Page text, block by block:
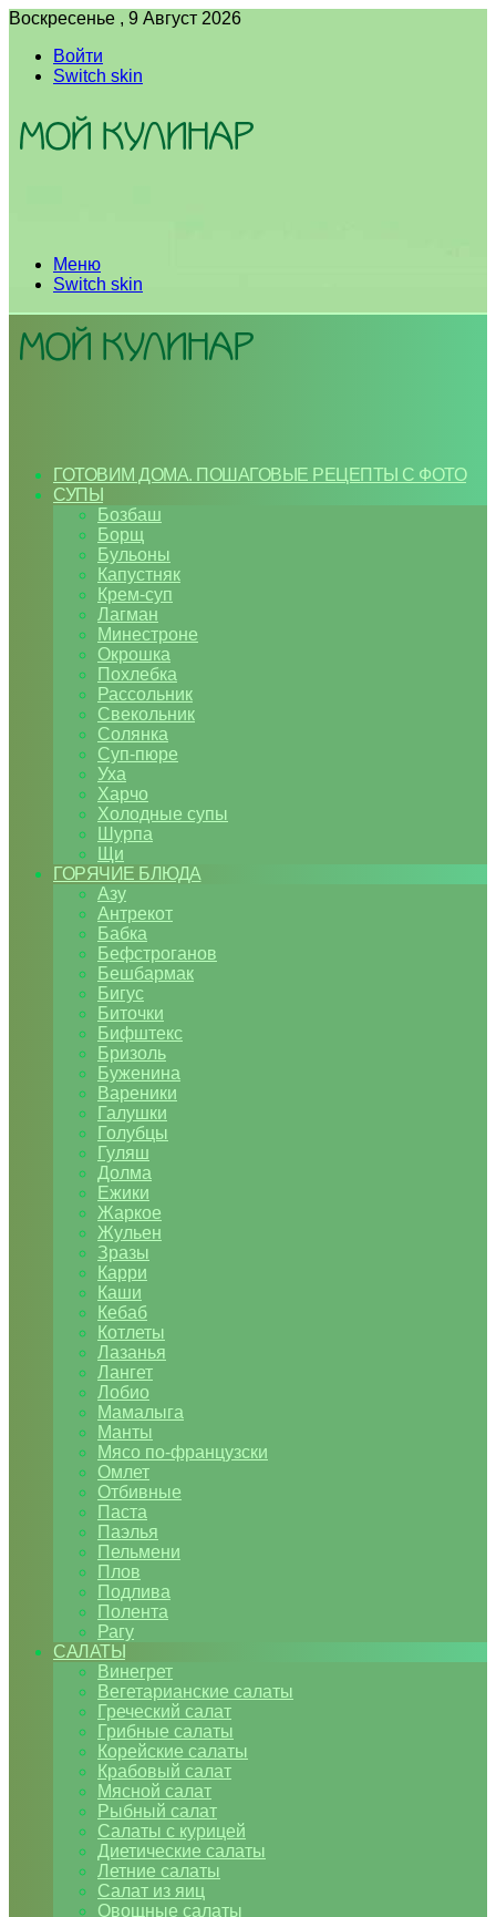
Воскресенье , 9 Август 2026
Войти
Switch skin
Меню
Switch skin
ГОТОВИМ ДОМА. ПОШАГОВЫЕ РЕЦЕПТЫ С ФОТО
СУПЫ
Бозбаш
Борщ
Бульоны
Капустняк
Крем-суп
Лагман
Минестроне
Окрошка
Похлебка
Рассольник
Свекольник
Солянка
Суп-пюре
Уха
Харчо
Холодные супы
Шурпа
Щи
ГОРЯЧИЕ БЛЮДА
Азу
Антрекот
Бабка
Бефстроганов
Бешбармак
Бигус
Биточки
Бифштекс
Бризоль
Буженина
Вареники
Галушки
Голубцы
Гуляш
Долма
Ежики
Жаркое
Жульен
Зразы
Карри
Каши
Кебаб
Котлеты
Лазанья
Лангет
Лобио
Мамалыга
Манты
Мясо по-французски
Омлет
Отбивные
Паста
Паэлья
Пельмени
Плов
Подлива
Полента
Рагу
САЛАТЫ
Винегрет
Вегетарианские салаты
Греческий салат
Грибные салаты
Корейские салаты
Крабовый салат
Мясной салат
Рыбный салат
Салаты с курицей
Диетические салаты
Летние салаты
Салат из яиц
Овощные салаты